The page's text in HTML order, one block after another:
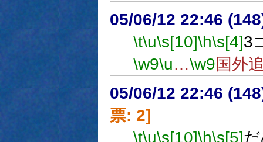
05/06/12 22:46
\t\u\s[10]\h\s[4]3
\w9\u…\w9国外
05/06/12 22:46
票: 2]
\t\u\s[10]\h\s[5]